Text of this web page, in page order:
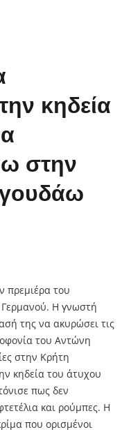
κηδεία
στην
πρεμιέρα του
Γερμανού. Η γνωστή
της να ακυρώσει τις
του Αντώνη
στην Κρήτη
κηδεία του άτυχου
πως δεν
και ρούμπες. Η
που ορισμένοι